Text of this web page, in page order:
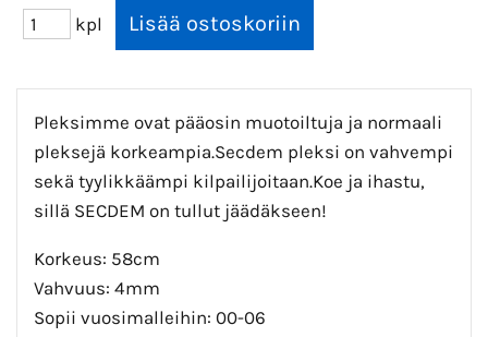
kpl
Pleksimme ovat pääosin muotoiltuja ja normaali
pleksejä korkeampia.Secdem pleksi on vahvempi
sekä tyylikkäämpi kilpailijoitaan.Koe ja ihastu,
sillä SECDEM on tullut jäädäkseen!
Korkeus: 58cm
Vahvuus: 4mm
Sopii vuosimalleihin: 00-06